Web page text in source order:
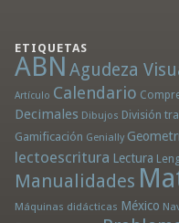
ETIQUETAS
ABN Agudeza
Artículo Calendario
Decimales Dibujos División
Gamificación Genially
lectoescritura Lectura
Manualidades
Máquinas didácticas México